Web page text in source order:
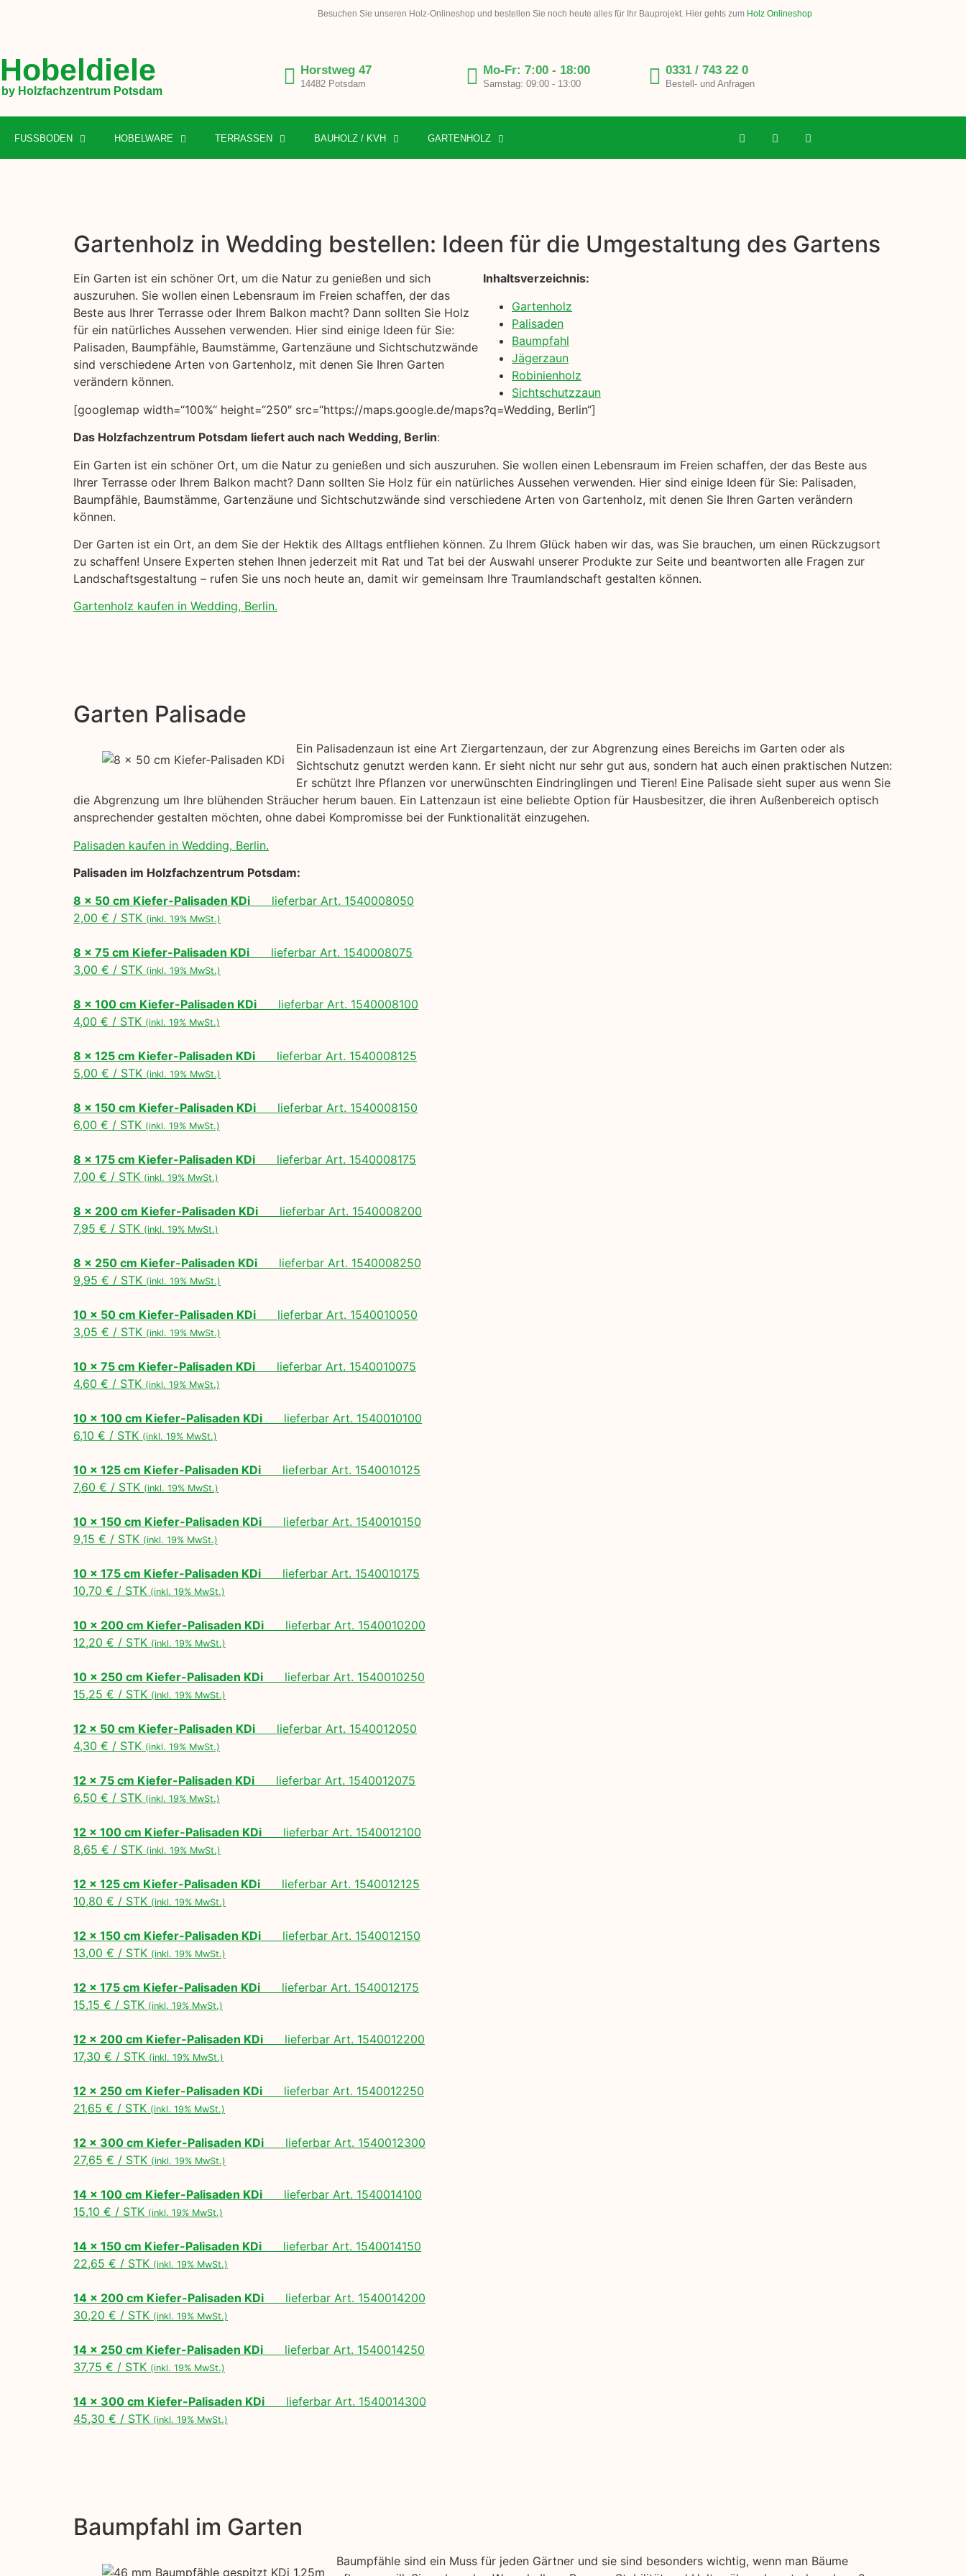
Besuchen Sie unseren Holz-Onlineshop und bestellen Sie noch heute alles für Ihr Bauprojekt. Hier gehts zum Holz Onlineshop
Hobeldiele
by Holzfachzentrum Potsdam
Horstweg 47
14482 Potsdam
Mo-Fr: 7:00 - 18:00
Samstag: 09:00 - 13:00
0331 / 743 22 0
Bestell- und Anfragen
FUSSBODEN HOBELWARE TERRASSEN BAUHOLZ / KVH GARTENHOLZ
Gartenholz in Wedding bestellen: Ideen für die Umgestaltung des Gartens
Ein Garten ist ein schöner Ort, um die Natur zu genießen und sich
auszuruhen. Sie wollen einen Lebensraum im Freien schaffen, der das
Beste aus Ihrer Terrasse oder Ihrem Balkon macht? Dann sollten Sie Holz
für ein natürliches Aussehen verwenden. Hier sind einige Ideen für Sie:
Palisaden, Baumpfähle, Baumstämme, Gartenzäune und Sichtschutzwände
sind verschiedene Arten von Gartenholz, mit denen Sie Ihren Garten
verändern können.
Inhaltsverzeichnis:
Gartenholz
Palisaden
Baumpfahl
Jägerzaun
Robinienholz
Sichtschutzzaun
[googlemap width=“100%“ height=“250″ src=“https://maps.google.de/maps?q=Wedding, Berlin“]
Das Holzfachzentrum Potsdam liefert auch nach Wedding, Berlin:
Ein Garten ist ein schöner Ort, um die Natur zu genießen und sich auszuruhen. Sie wollen einen Lebensraum im Freien schaffen, der das Beste aus
Ihrer Terrasse oder Ihrem Balkon macht? Dann sollten Sie Holz für ein natürliches Aussehen verwenden. Hier sind einige Ideen für Sie: Palisaden,
Baumpfähle, Baumstämme, Gartenzäune und Sichtschutzwände sind verschiedene Arten von Gartenholz, mit denen Sie Ihren Garten verändern
können.
Der Garten ist ein Ort, an dem Sie der Hektik des Alltags entfliehen können. Zu Ihrem Glück haben wir das, was Sie brauchen, um einen Rückzugsort
zu schaffen! Unsere Experten stehen Ihnen jederzeit mit Rat und Tat bei der Auswahl unserer Produkte zur Seite und beantworten alle Fragen zur
Landschaftsgestaltung – rufen Sie uns noch heute an, damit wir gemeinsam Ihre Traumlandschaft gestalten können.
Gartenholz kaufen in Wedding, Berlin.
Garten Palisade
Ein Palisadenzaun ist eine Art Ziergartenzaun, der zur Abgrenzung eines Bereichs im Garten oder als
Sichtschutz genutzt werden kann. Er sieht nicht nur sehr gut aus, sondern hat auch einen praktischen Nutzen:
Er schützt Ihre Pflanzen vor unerwünschten Eindringlingen und Tieren! Eine Palisade sieht super aus wenn Sie
die Abgrenzung um Ihre blühenden Sträucher herum bauen. Ein Lattenzaun ist eine beliebte Option für Hausbesitzer, die ihren Außenbereich optisch
ansprechender gestalten möchten, ohne dabei Kompromisse bei der Funktionalität einzugehen.
Palisaden kaufen in Wedding, Berlin.
Palisaden im Holzfachzentrum Potsdam:
8 x 50 cm Kiefer-Palisaden KDi lieferbar Art. 1540008050
2,00 € / STK (inkl. 19% MwSt.)
8 x 75 cm Kiefer-Palisaden KDi lieferbar Art. 1540008075
3,00 € / STK (inkl. 19% MwSt.)
8 x 100 cm Kiefer-Palisaden KDi lieferbar Art. 1540008100
4,00 € / STK (inkl. 19% MwSt.)
8 x 125 cm Kiefer-Palisaden KDi lieferbar Art. 1540008125
5,00 € / STK (inkl. 19% MwSt.)
8 x 150 cm Kiefer-Palisaden KDi lieferbar Art. 1540008150
6,00 € / STK (inkl. 19% MwSt.)
8 x 175 cm Kiefer-Palisaden KDi lieferbar Art. 1540008175
7,00 € / STK (inkl. 19% MwSt.)
8 x 200 cm Kiefer-Palisaden KDi lieferbar Art. 1540008200
7,95 € / STK (inkl. 19% MwSt.)
8 x 250 cm Kiefer-Palisaden KDi lieferbar Art. 1540008250
9,95 € / STK (inkl. 19% MwSt.)
10 x 50 cm Kiefer-Palisaden KDi lieferbar Art. 1540010050
3,05 € / STK (inkl. 19% MwSt.)
10 x 75 cm Kiefer-Palisaden KDi lieferbar Art. 1540010075
4,60 € / STK (inkl. 19% MwSt.)
10 x 100 cm Kiefer-Palisaden KDi lieferbar Art. 1540010100
6,10 € / STK (inkl. 19% MwSt.)
10 x 125 cm Kiefer-Palisaden KDi lieferbar Art. 1540010125
7,60 € / STK (inkl. 19% MwSt.)
10 x 150 cm Kiefer-Palisaden KDi lieferbar Art. 1540010150
9,15 € / STK (inkl. 19% MwSt.)
10 x 175 cm Kiefer-Palisaden KDi lieferbar Art. 1540010175
10,70 € / STK (inkl. 19% MwSt.)
10 x 200 cm Kiefer-Palisaden KDi lieferbar Art. 1540010200
12,20 € / STK (inkl. 19% MwSt.)
10 x 250 cm Kiefer-Palisaden KDi lieferbar Art. 1540010250
15,25 € / STK (inkl. 19% MwSt.)
12 x 50 cm Kiefer-Palisaden KDi lieferbar Art. 1540012050
4,30 € / STK (inkl. 19% MwSt.)
12 x 75 cm Kiefer-Palisaden KDi lieferbar Art. 1540012075
6,50 € / STK (inkl. 19% MwSt.)
12 x 100 cm Kiefer-Palisaden KDi lieferbar Art. 1540012100
8,65 € / STK (inkl. 19% MwSt.)
12 x 125 cm Kiefer-Palisaden KDi lieferbar Art. 1540012125
10,80 € / STK (inkl. 19% MwSt.)
12 x 150 cm Kiefer-Palisaden KDi lieferbar Art. 1540012150
13,00 € / STK (inkl. 19% MwSt.)
12 x 175 cm Kiefer-Palisaden KDi lieferbar Art. 1540012175
15,15 € / STK (inkl. 19% MwSt.)
12 x 200 cm Kiefer-Palisaden KDi lieferbar Art. 1540012200
17,30 € / STK (inkl. 19% MwSt.)
12 x 250 cm Kiefer-Palisaden KDi lieferbar Art. 1540012250
21,65 € / STK (inkl. 19% MwSt.)
12 x 300 cm Kiefer-Palisaden KDi lieferbar Art. 1540012300
27,65 € / STK (inkl. 19% MwSt.)
14 x 100 cm Kiefer-Palisaden KDi lieferbar Art. 1540014100
15,10 € / STK (inkl. 19% MwSt.)
14 x 150 cm Kiefer-Palisaden KDi lieferbar Art. 1540014150
22,65 € / STK (inkl. 19% MwSt.)
14 x 200 cm Kiefer-Palisaden KDi lieferbar Art. 1540014200
30,20 € / STK (inkl. 19% MwSt.)
14 x 250 cm Kiefer-Palisaden KDi lieferbar Art. 1540014250
37,75 € / STK (inkl. 19% MwSt.)
14 x 300 cm Kiefer-Palisaden KDi lieferbar Art. 1540014300
45,30 € / STK (inkl. 19% MwSt.)
Baumpfahl im Garten
Baumpfähle sind ein Muss für jeden Gärtner und sie sind besonders wichtig, wenn man Bäume